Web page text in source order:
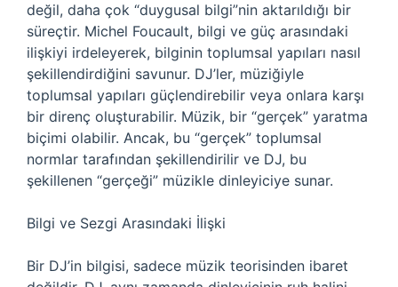
değil, daha çok “duygusal bilgi”nin aktarıldığı bir
süreçtir. Michel Foucault, bilgi ve güç arasındaki
ilişkiyi irdeleyerek, bilginin toplumsal yapıları nasıl
şekillendirdiğini savunur. DJ’ler, müziğiyle
toplumsal yapıları güçlendirebilir veya onlara karşı
bir direnç oluşturabilir. Müzik, bir “gerçek” yaratma
biçimi olabilir. Ancak, bu “gerçek” toplumsal
normlar tarafından şekillendirilir ve DJ, bu
şekillenen “gerçeği” müzikle dinleyiciye sunar.
Bilgi ve Sezgi Arasındaki İlişki
Bir DJ’in bilgisi, sadece müzik teorisinden ibaret